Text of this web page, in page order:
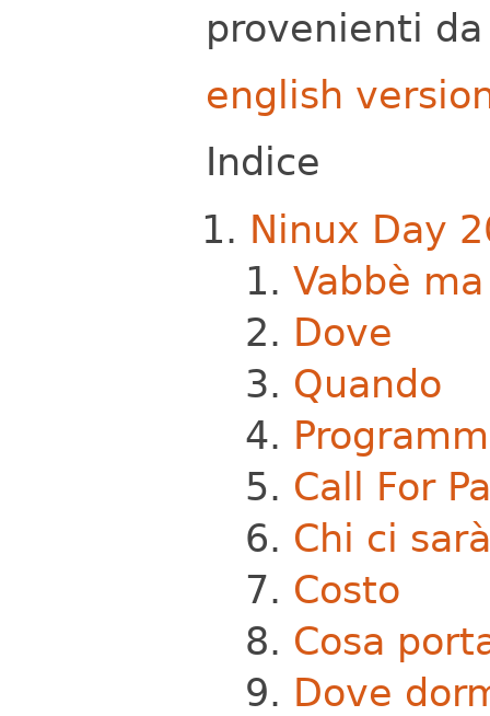
provenienti
english
Indice
Ninux Day
Vabbè
Dove
Quando
Call For
Chi ci sarà
Costo
Cosa
Dove